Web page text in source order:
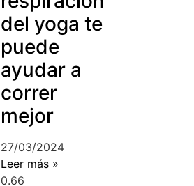
del yoga te
puede
ayudar a
correr
mejor
27/03/2024
Leer más »